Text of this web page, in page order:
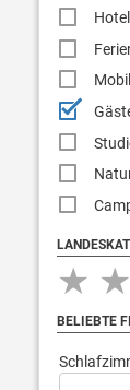
Hotel
★
★
BELIEBTE